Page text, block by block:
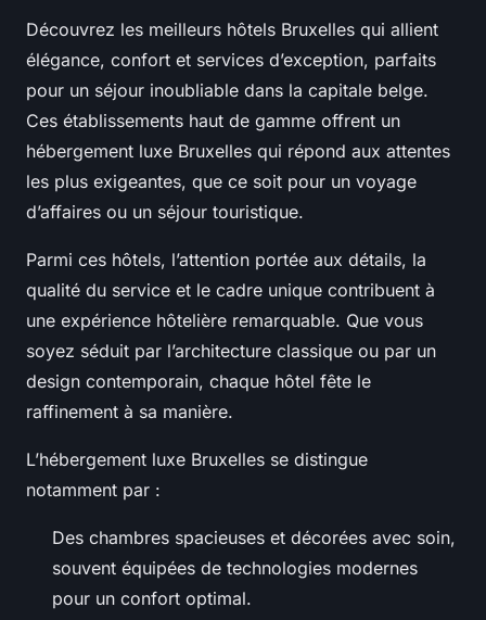
Découvrez les meilleurs hôtels Bruxelles qui allient
élégance, confort et services d’exception, parfaits
pour un séjour inoubliable dans la capitale belge.
Ces établissements haut de gamme offrent un
hébergement luxe Bruxelles qui répond aux attentes
les plus exigeantes, que ce soit pour un voyage
d’affaires ou un séjour touristique.
Parmi ces hôtels, l’attention portée aux détails, la
qualité du service et le cadre unique contribuent à
une expérience hôtelière remarquable. Que vous
soyez séduit par l’architecture classique ou par un
design contemporain, chaque hôtel fête le
raffinement à sa manière.
L’hébergement luxe Bruxelles se distingue
notamment par :
Des chambres spacieuses et décorées avec soin,
souvent équipées de technologies modernes
pour un confort optimal.